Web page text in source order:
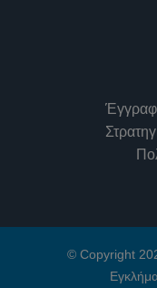
© Copyright